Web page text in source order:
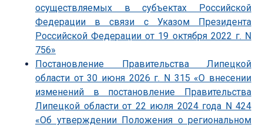
осуществляемых в субъектах Российской
Федерации в связи с Указом Президента
Российской Федерации от 19 октября 2022 г. N
756»
Постановление Правительства Липецкой
области от 30 июня 2026 г. N 315 «О внесении
изменений в постановление Правительства
Липецкой области от 22 июля 2024 года N 424
«Об утверждении Положения о региональном